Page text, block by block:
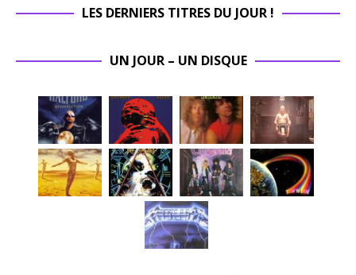
LES DERNIERS TITRES DU JOUR !
UN JOUR – UN DISQUE